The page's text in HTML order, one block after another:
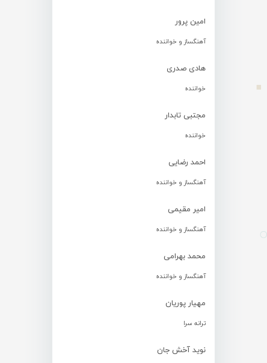
امین پرور
آهنگساز و خواننده
هادی صدری
خواننده
مجتبی تابدار
خواننده
احمد رضایی
آهنگساز و خواننده
امیر مقیمی
آهنگساز و خواننده
محمد بهرامی
آهنگساز و خواننده
مهیار پوریان
ترانه سرا
نوید آخش جان